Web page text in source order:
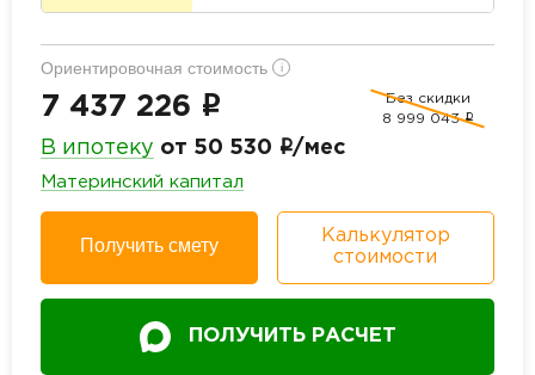
Ориентировочная стоимость i
7 437 226 i
Без скидки
8 999 043 i
В ипотеку от 50 530 i/мес
Материнский капитал
Получить смету
Калькулятор
стоимости
ПОЛУЧИТЬ РАСЧЕТ